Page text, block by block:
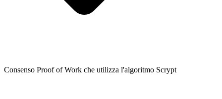
Consenso Proof of Work che utilizza l'algoritmo Scrypt